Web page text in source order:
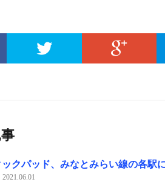
事
ックパッド、みなとみらい線の各駅
2021.06.01